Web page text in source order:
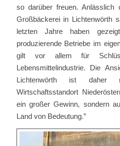
so darüber freuen. Anlässlich
Großbäckerei in Lichtenwörth
letzten Jahre haben
produzierende Betriebe im
gilt vor allem für
Lebensmittelindustrie. Die
Lichtenwörth ist
Wirtschaftsstandort
ein großer Gewinn, sondern
Land von Bedeutung.”